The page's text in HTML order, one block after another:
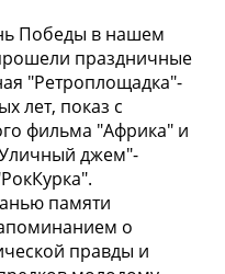
Победы в нашем
праздничные
"Ретроплощадка"-
лет, показ с
фильма "Африка" и
джем"-
памяти
о
правды и